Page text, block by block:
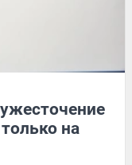
на